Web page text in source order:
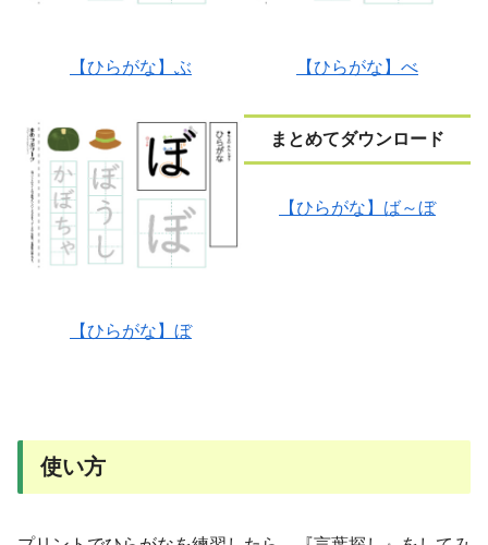
【ひらがな】ぶ
【ひらがな】ぼ
【ひらがな】べ
まとめてダウンロード
【ひらがな】ば～ぼ
使い方